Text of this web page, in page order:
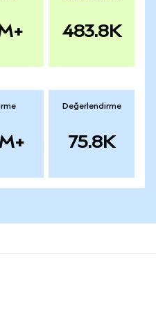
483.8K
Değerlendirme
75.8K